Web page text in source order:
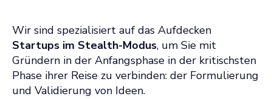
Wir sind spezialisiert auf das Aufdecken
Startups im Stealth-Modus, um Sie mit
Gründern in der Anfangsphase in der kritischsten
Phase ihrer Reise zu verbinden: der Formulierung
und Validierung von Ideen.